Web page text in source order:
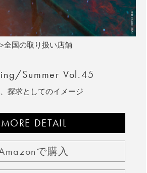
全国の取り扱い店舗
Summer Vol.45
探求としてのイメージ
MORE DETAIL
で購入